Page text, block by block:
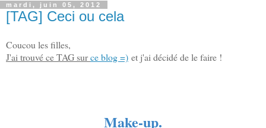
mardi, juin 05, 2012
[TAG] Ceci ou cela
Coucou les filles,
J'ai trouvé ce TAG surce blog =) et j'ai décidé de le faire !
Make-up.